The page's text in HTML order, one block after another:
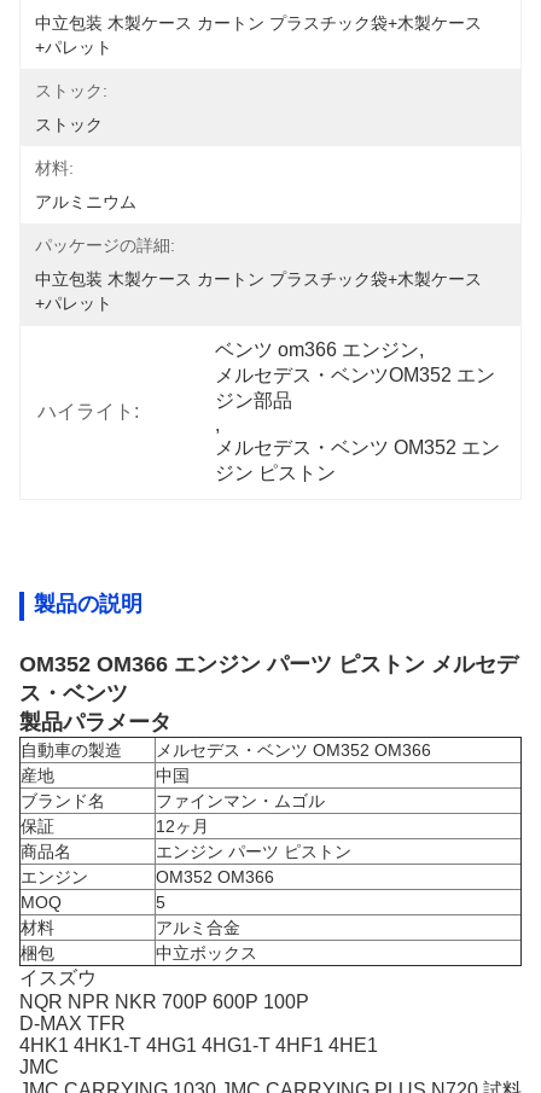
中立包装 木製ケース カートン プラスチック袋+木製ケース
+パレット
ストック:
ストック
材料:
アルミニウム
パッケージの詳細:
中立包装 木製ケース カートン プラスチック袋+木製ケース
+パレット
ハイライト:
ベンツ om366 エンジン,
メルセデス・ベンツOM352 エン
ジン部品
,
メルセデス・ベンツ OM352 エン
ジン ピストン
製品の説明
OM352 OM366 エンジン パーツ ピストン メルセデ
ス・ベンツ
製品パラメータ
自動車の製造
メルセデス・ベンツ OM352 OM366
産地
中国
ブランド名
ファインマン・ムゴル
保証
12ヶ月
商品名
エンジン パーツ ピストン
エンジン
OM352 OM366
MOQ
5
材料
アルミ合金
梱包
中立ボックス
イスズウ
NQR NPR NKR 700P 600P 100P
D-MAX TFR
4HK1 4HK1-T 4HG1 4HG1-T 4HF1 4HE1
JMC